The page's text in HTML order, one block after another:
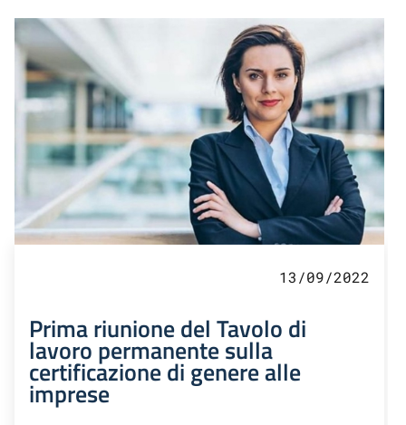
13/09/2022
Prima riunione del Tavolo di
lavoro permanente sulla
certificazione di genere alle
imprese